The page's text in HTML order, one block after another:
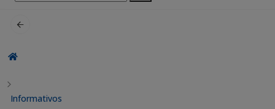
por:
Informativos